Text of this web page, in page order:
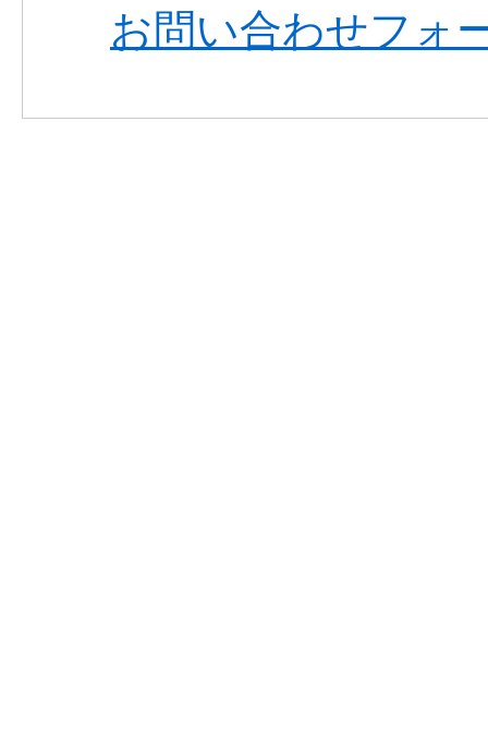
お問い合わせフォ